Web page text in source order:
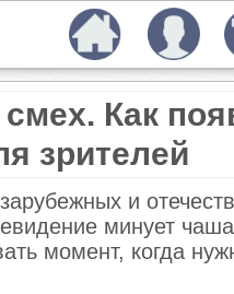
Как
зрителей
и
минует
момент, когда